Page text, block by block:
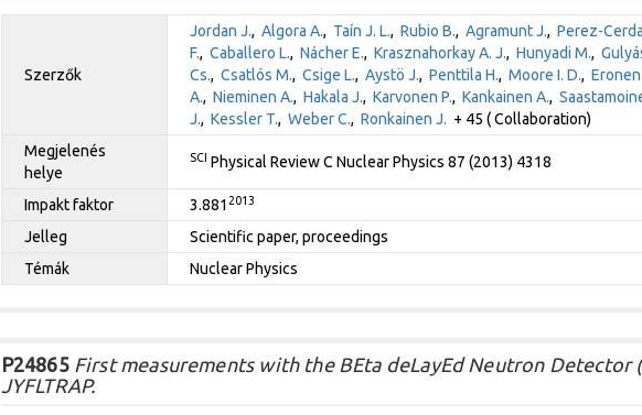
Szerzők
Jordan J., Algora A., Taín J. L., Rubio B., Agramunt J., Perez-
F., Caballero L., Nácher E., Krasznahorkay A. J., Hunyadi M.,
Cs., Csatlós M., Csige L., Aystö J., Penttila H., Moore I. D., Eronen
A., Nieminen A., Hakala J., Karvonen P., Kankainen A.,
J., Kessler T., Weber C., Ronkainen J. + 45 ( Collaboration)
Megjelenés
helye
SCI Physical Review C Nuclear Physics 87 (2013) 4318
Impakt faktor 3.881 2013
Jelleg
Scientific paper, proceedings
Témák
Nuclear Physics
P24865First measurements with the BEta deLayEd Neutron Detector
JYFLTRAP.